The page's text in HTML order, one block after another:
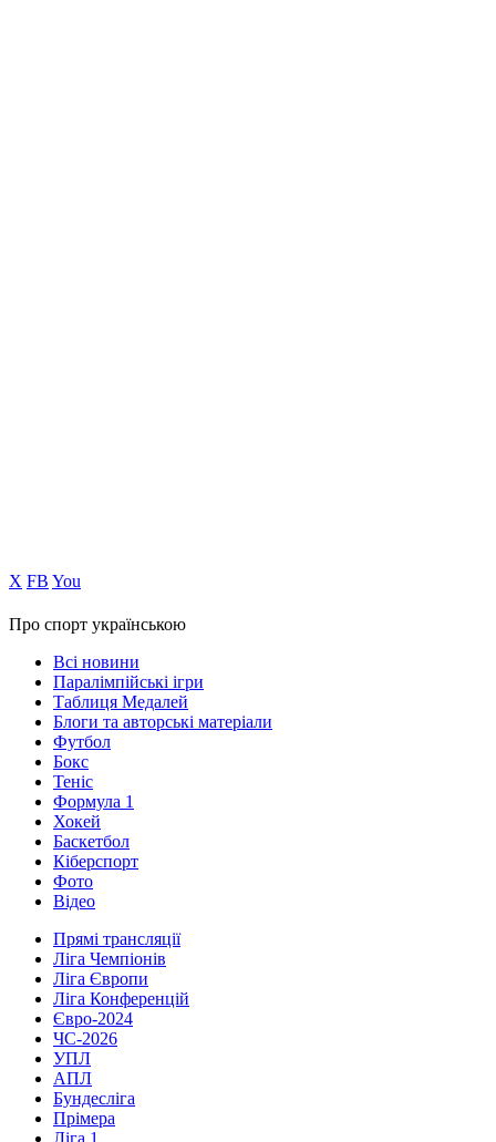
Х FB You
Про спорт українською
Всі новини
Паралімпійські ігри
Таблиця Медалей
Блоги та авторські матеріали
Футбол
Бокс
Теніс
Формула 1
Хокей
Баскетбол
Кіберспорт
Фото
Відео
Прямі трансляції
Ліга Чемпіонів
Ліга Європи
Ліга Конференцій
Євро-2024
ЧС-2026
УПЛ
АПЛ
Бундесліга
Прімера